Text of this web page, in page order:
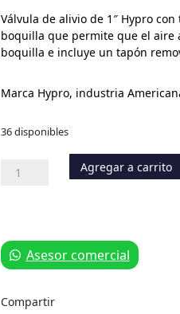
Válvula de alivio de 1″ Hypro
boquilla que permite que el aire
boquilla e incluye un tapón
Marca Hypro, industria
36 disponibles
Válvula
cantidad
Agregar a carrito
Asesor comercial
Compartir